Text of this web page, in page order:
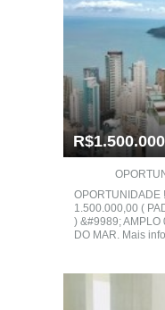
R$1.500.000
OPORTUNIDADE
1.500.000,00 (
) &#9989; AMPLO
DO MAR. Mais